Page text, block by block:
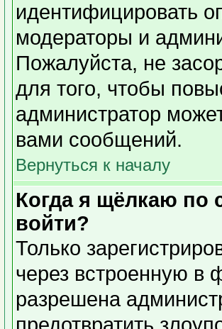
идентифицировать
модераторы и
Пожалуйста, не
для того, чтобы
администратор
вами сообщений.
Вернуться к началу
Когда я щёлкаю по
войти?
Только
через встроенную в
разрешена